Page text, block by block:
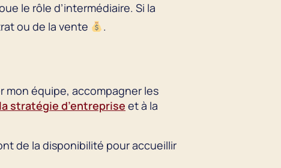
le rôle d’intermédiaire. Si la
ou de la vente
.
mon équipe, accompagner les
la stratégie d’entreprise et à la
de la disponibilité pour accueillir